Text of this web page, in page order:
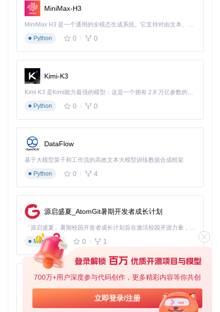
700万+用户深度参与代码创作，更多精彩内容等你共创
立即登录/注册
即用"的应用商店恢复体验。工具包包含三大核心组件，如同
为系统搭建应用运行的"基础设施"：
境支持 🔄NET.Native系列
协调.NET应用资源分配 🎨UI.Xaml组件：商店界面的"视觉设
计师"，构建现代化交互体验
工具的智能之处在于其架构识别能力——自动检测系统是x64
还是arm64架构，并匹配对应版本的依赖包，避免了手动选择
的复杂性。
在开始安装前，请确认系统满足以下条件：
高）
拥有管理员权限
临时关闭第三方安全软件
获取工具包的两种方式：
# 方法1：通过Git克隆仓库
git clone https://gitcode.com/gh_mirrors/ltscad/LTSC-
# 方法2：直接下载发布包
MiniMax-H3
MiniMax H3 是一个通用的全模态生成系统。它支持对由文本、图像、视频和音频组成的多模态上下文进行统一理解，并能生成分辨率高达 2K、时长可达 15 秒的带原生立体声音频的视频。得益于面向任务泛化的系统设计，H3 在预训练阶段就已具备广泛的多模态上下文理解与生成能力，能够出色地执行复杂的多模态指令。
Python
0 0
Kimi-K3
Kimi K3 是Kimi能力最强的模型：这是一个拥有 2.8 万亿参数的混合专家（MoE）模型，具备原生视觉理解能力，并支持 100 万 token 的上下文窗口。
Python
0 0
DataFlow
基于大模型算子和工作流的高效文本大模型训练数据合成框架
Python
0 4
源启盛夏_AtomGit暑期开发者成长计划
「源启盛夏」暑期校园开发者成长计划旨在激活校园开源力量，通过积分激励、认证扶持、资源倾斜等形式，引导高校组织和开发者完成「入驻 — 建项目 — 做贡献 — 获认证 — 得资源」的完整闭环。无论你是想带领社团入驻平台的组织者，还是希望用代码贡献证明自己的开发者，都能在这里找到属于你的成长路径。
Markdown
0 1
py-xiaozhi
基于Python的Xiaozhi AI，适用于想要完整Xiaozhi体验而无需拥有专用硬件的用户。
Python
0 1